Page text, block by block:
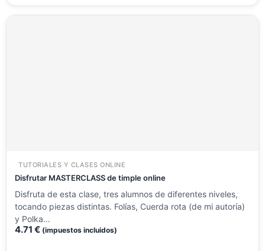
TUTORIALES Y CLASES ONLINE
Disfrutar MASTERCLASS de timple online
Disfruta de esta clase, tres alumnos de diferentes niveles,
tocando piezas distintas. Folías, Cuerda rota (de mi autoría)
y Polka…
4.71 € (impuestos incluidos)